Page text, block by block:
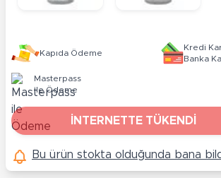
Kapıda Ödeme
Kredi
Banka
Masterpass
ile Ödeme
İNTERNETTE TÜKENDİ
Bu ürün stokta olduğunda bana